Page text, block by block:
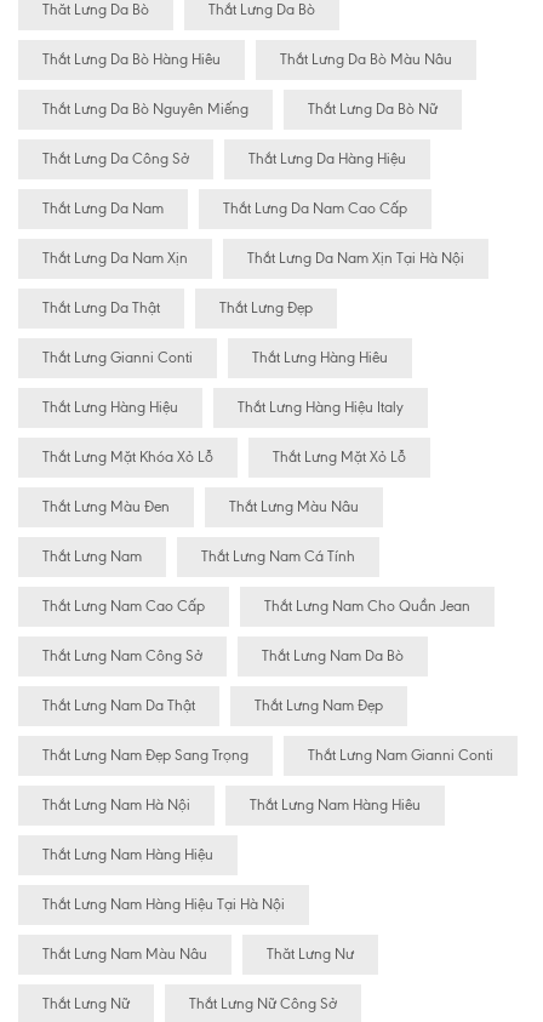
Thăt Lưng Da Bò Thắt Lưng Da Bò
Thắt Lưng Da Bò Hàng Hiêu Thắt Lưng Da Bò Màu Nâu
Thắt Lưng Da Bò Nguyên Miếng Thắt Lưng Da Bò Nữ
Thắt Lưng Da Công Sở Thắt Lưng Da Hàng Hiệu
Thắt Lưng Da Nam Thắt Lưng Da Nam Cao Cấp
Thắt Lưng Da Nam Xịn Thắt Lưng Da Nam Xịn Tại Hà Nội
Thắt Lưng Da Thật Thắt Lưng Đẹp
Thắt Lưng Gianni Conti Thắt Lưng Hàng Hiêu
Thắt Lưng Hàng Hiệu Thắt Lưng Hàng Hiệu Italy
Thắt Lưng Mặt Khóa Xỏ Lỗ Thắt Lưng Mặt Xỏ Lỗ
Thắt Lưng Màu Đen Thắt Lưng Màu Nâu
Thắt Lưng Nam Thắt Lưng Nam Cá Tính
Thắt Lưng Nam Cao Cấp Thắt Lưng Nam Cho Quần Jean
Thắt Lưng Nam Công Sở Thắt Lưng Nam Da Bò
Thắt Lưng Nam Da Thật Thắt Lưng Nam Đẹp
Thắt Lưng Nam Đẹp Sang Trọng Thắt Lưng Nam Gianni Conti
Thắt Lưng Nam Hà Nội Thắt Lưng Nam Hàng Hiêu
Thắt Lưng Nam Hàng Hiệu
Thắt Lưng Nam Hàng Hiệu Tại Hà Nội
Thắt Lưng Nam Màu Nâu Thăt Lưng Nư
Thắt Lưng Nữ Thắt Lưng Nữ Công Sở